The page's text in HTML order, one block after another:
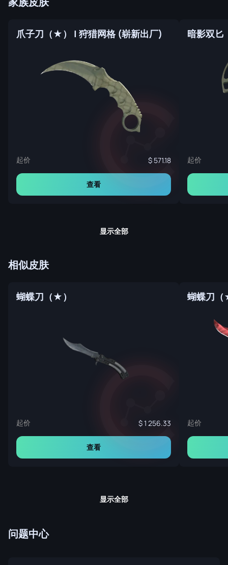
爪子刀（★） | 狩猎网格 (崭新出厂)
起价 571.18
查看
起价
显示全部
相似皮肤
蝴蝶刀（★）
起价 1 256.33
查看
蝴蝶刀
起价
显示全部
问题中心